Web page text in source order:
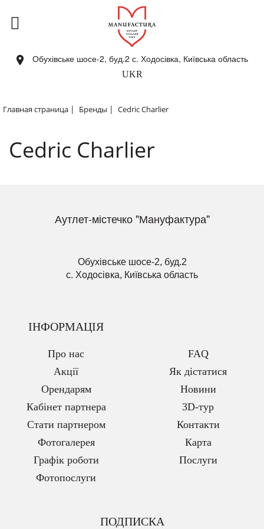
Обухівське шосе-2, буд.2 с. Ходосівка, Київська область
UKR
Главная страница | Бренды | Cedric Charlier
Cedric Charlier
Аутлет-містечко "Мануфактура"
Обухівське шосе-2, буд.2
с. Ходосівка, Київська область
ІНФОРМАЦІЯ
Про нас
Акції
Орендарям
Кабінет партнера
Стати партнером
Фотогалерея
Графік роботи
Фотопослуги
FAQ
Як дістатися
Новини
3D-тур
Контакти
Карта
Послуги
ПОДПИСКА